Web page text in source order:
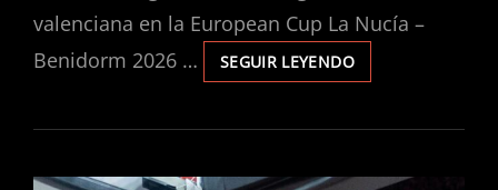
valenciana en la European Cup La Nucía –
Benidorm 2026 …
SEGUIR LEYENDOMIREIA
RODRÍGUEZ
UNA
ACTUACIÓN